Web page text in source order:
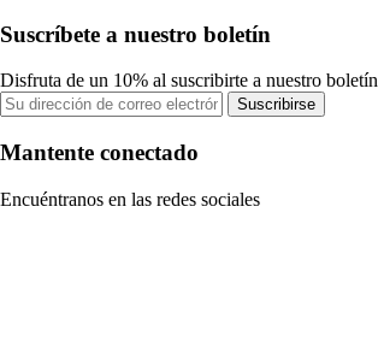
Suscríbete a nuestro boletín
Disfruta de un 10% al suscribirte a nuestro boletín
Suscribirse
Mantente conectado
Encuéntranos en las redes sociales